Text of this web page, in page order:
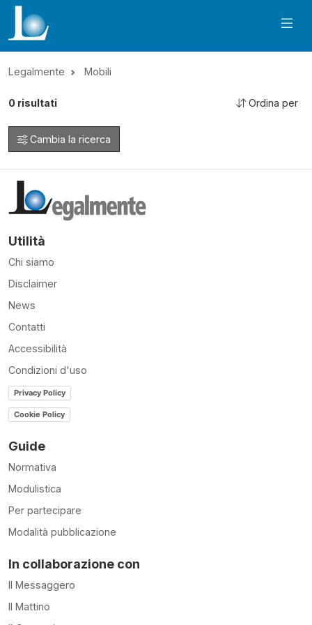
Legalmente Mobili
0 risultati Ordina per
Cambia la ricerca
Utilità
Chi siamo
Disclaimer
News
Contatti
Accessibilità
Condizioni d'uso
Privacy Policy
Cookie Policy
Guide
Normativa
Modulistica
Per partecipare
Modalità pubblicazione
In collaborazione con
Il Messaggero
Il Mattino